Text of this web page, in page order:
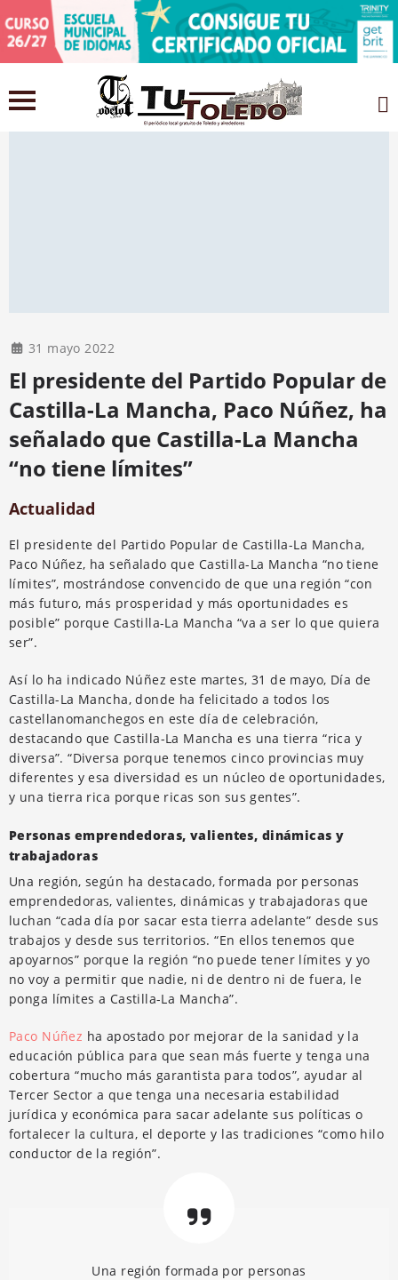
31 mayo 2022
El presidente del Partido Popular de
Castilla-La Mancha, Paco Núñez, ha
señalado que Castilla-La Mancha
“no tiene límites”
Actualidad
El presidente del Partido Popular de Castilla-La Mancha,
Paco Núñez, ha señalado que Castilla-La Mancha “no tiene
límites”, mostrándose convencido de que una región “con
más futuro, más prosperidad y más oportunidades es
posible” porque Castilla-La Mancha “va a ser lo que quiera
ser”.
Así lo ha indicado Núñez este martes, 31 de mayo, Día de
Castilla-La Mancha, donde ha felicitado a todos los
castellanomanchegos en este día de celebración,
destacando que Castilla-La Mancha es una tierra “rica y
diversa”. “Diversa porque tenemos cinco provincias muy
diferentes y esa diversidad es un núcleo de oportunidades,
y una tierra rica porque ricas son sus gentes”.
Personas emprendedoras, valientes, dinámicas y
trabajadoras
Una región, según ha destacado, formada por personas
emprendedoras, valientes, dinámicas y trabajadoras que
luchan “cada día por sacar esta tierra adelante” desde sus
trabajos y desde sus territorios. “En ellos tenemos que
apoyarnos” porque la región “no puede tener límites y yo
no voy a permitir que nadie, ni de dentro ni de fuera, le
ponga límites a Castilla-La Mancha”.
Paco Núñez ha apostado por mejorar de la sanidad y la
educación pública para que sean más fuerte y tenga una
cobertura “mucho más garantista para todos”, ayudar al
Tercer Sector a que tenga una necesaria estabilidad
jurídica y económica para sacar adelante sus políticas o
fortalecer la cultura, el deporte y las tradiciones “como hilo
conductor de la región”.
Una región formada por personas